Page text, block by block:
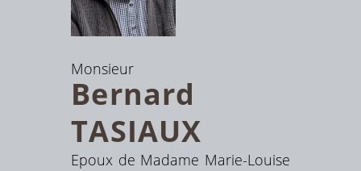
Monsieur
Bernard
TASIAUX
Epoux de Madame Marie-Louise